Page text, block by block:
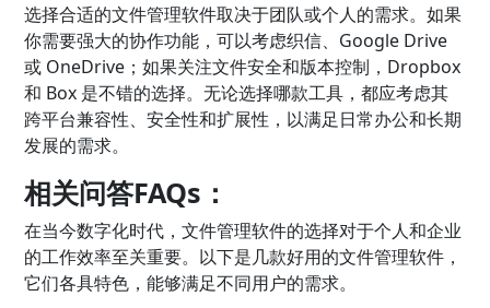
选择合适的文件管理软件取决于团队或个人的需求。如果
你需要强大的协作功能，可以考虑织信、Google Drive
或 OneDrive；如果关注文件安全和版本控制，Dropbox
和 Box 是不错的选择。无论选择哪款工具，都应考虑其
跨平台兼容性、安全性和扩展性，以满足日常办公和长期
发展的需求。
相关问答FAQs：
在当今数字化时代，文件管理软件的选择对于个人和企业
的工作效率至关重要。以下是几款好用的文件管理软件，
它们各具特色，能够满足不同用户的需求。